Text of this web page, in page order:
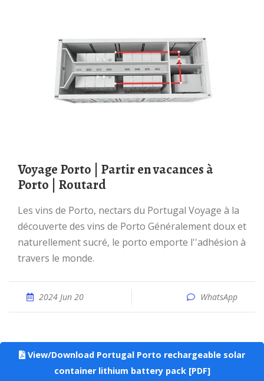
Voyage Porto | Partir en vacances à
Porto | Routard
Les vins de Porto, nectars du Portugal Voyage à la
découverte des vins de Porto Généralement doux et
naturellement sucré, le porto emporte l''adhésion à
travers le monde.
2024 Jun 20 WhatsApp
View/Download Portugal Porto rechargeable solar
container lithium battery pack [PDF]